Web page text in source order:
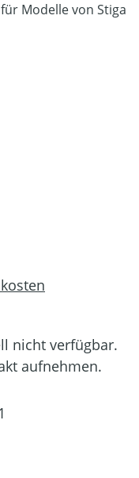
nicht verfügbar.
aufnehmen.